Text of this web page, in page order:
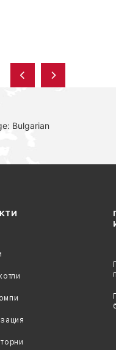
Bulgarian